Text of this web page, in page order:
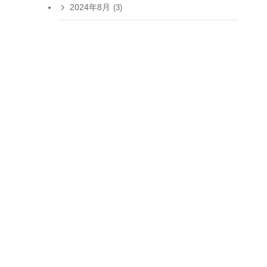
2024年8月 (3)